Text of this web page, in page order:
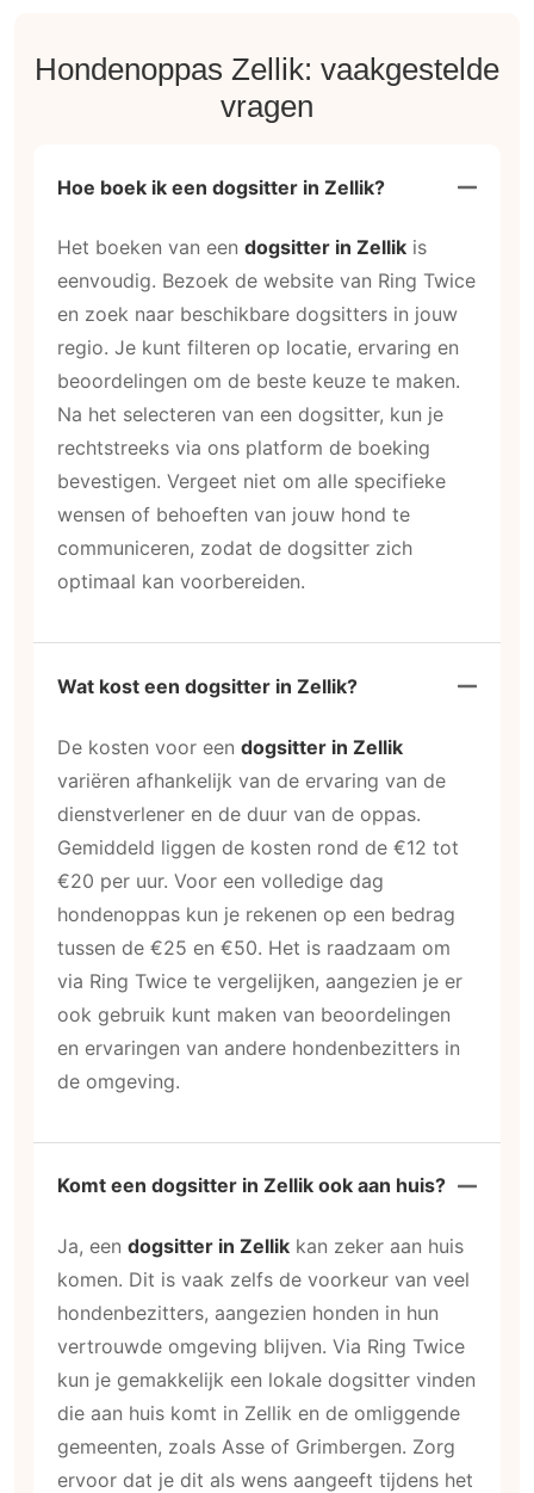
Hondenoppas Zellik: vaakgestelde
vragen
Hoe boek ik een dogsitter in Zellik?
Het boeken van een dogsitter in Zellik is
eenvoudig. Bezoek de website van Ring Twice
en zoek naar beschikbare dogsitters in jouw
regio. Je kunt filteren op locatie, ervaring en
beoordelingen om de beste keuze te maken.
Na het selecteren van een dogsitter, kun je
rechtstreeks via ons platform de boeking
bevestigen. Vergeet niet om alle specifieke
wensen of behoeften van jouw hond te
communiceren, zodat de dogsitter zich
optimaal kan voorbereiden.
Wat kost een dogsitter in Zellik?
De kosten voor een dogsitter in Zellik
variëren afhankelijk van de ervaring van de
dienstverlener en de duur van de oppas.
Gemiddeld liggen de kosten rond de €12 tot
€20 per uur. Voor een volledige dag
hondenoppas kun je rekenen op een bedrag
tussen de €25 en €50. Het is raadzaam om
via Ring Twice te vergelijken, aangezien je er
ook gebruik kunt maken van beoordelingen
en ervaringen van andere hondenbezitters in
de omgeving.
Komt een dogsitter in Zellik ook aan huis?
Ja, een dogsitter in Zellik kan zeker aan huis
komen. Dit is vaak zelfs de voorkeur van veel
hondenbezitters, aangezien honden in hun
vertrouwde omgeving blijven. Via Ring Twice
kun je gemakkelijk een lokale dogsitter vinden
die aan huis komt in Zellik en de omliggende
gemeenten, zoals Asse of Grimbergen. Zorg
ervoor dat je dit als wens aangeeft tijdens het